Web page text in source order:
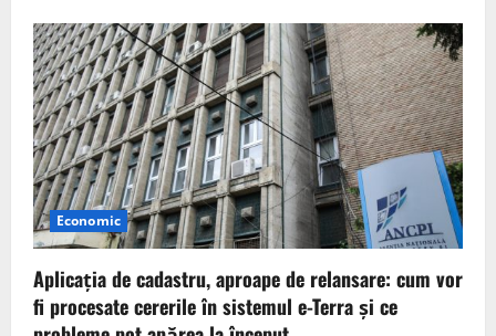
Economic
Aplicația de cadastru, aproape de relansare: cum vor
fi procesate cererile în sistemul e-Terra și ce